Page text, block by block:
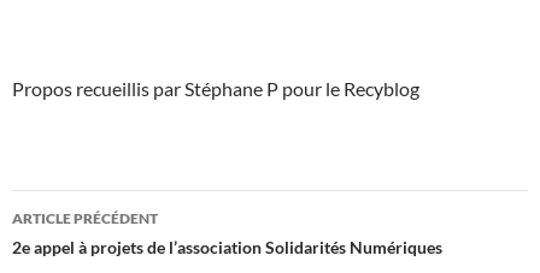
Propos recueillis par Stéphane P pour le Recyblog
Navigation
des
ARTICLE PRÉCÉDENT
2e appel à projets de l’association Solidarités Numériques